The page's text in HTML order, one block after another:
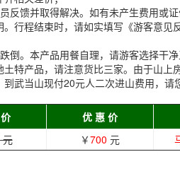
反馈并取得解决。如有未产生费用或
行程结束时，请如实填写《游客意见
倒。本产品用餐自理，请游客选择干
特产品，请注意货比三家。由于山上
武当山现付20元人二次进山费用，请
优 惠 价
￥700 元